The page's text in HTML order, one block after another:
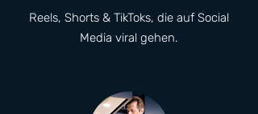
Reels, Shorts & TikToks, die auf Social
Media viral gehen.